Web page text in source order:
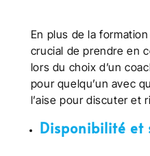
En plus de la
crucial de prendre en
lors du choix d’un
pour quelqu’un avec
l’aise pour discuter et
Disponibilité et